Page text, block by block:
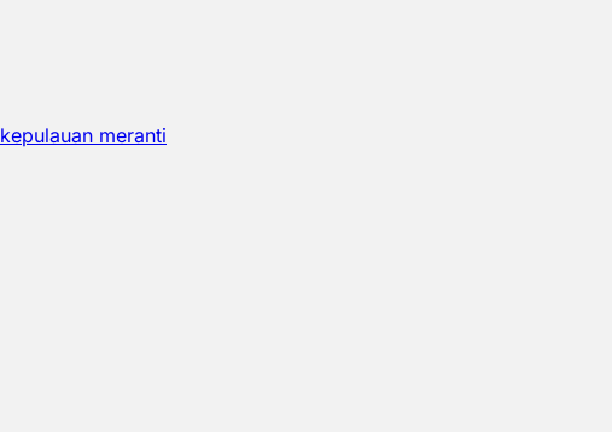
kepulauan meranti